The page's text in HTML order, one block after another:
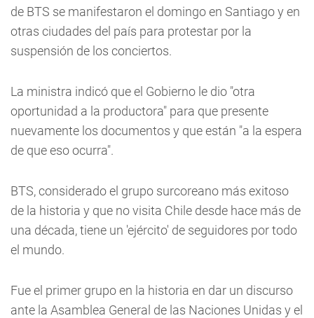
de BTS se manifestaron el domingo en Santiago y en
otras ciudades del país para protestar por la
suspensión de los conciertos.
La ministra indicó que el Gobierno le dio "otra
oportunidad a la productora" para que presente
nuevamente los documentos y que están "a la espera
de que eso ocurra".
BTS, considerado el grupo surcoreano más exitoso
de la historia y que no visita Chile desde hace más de
una década, tiene un 'ejército' de seguidores por todo
el mundo.
Fue el primer grupo en la historia en dar un discurso
ante la Asamblea General de las Naciones Unidas y el